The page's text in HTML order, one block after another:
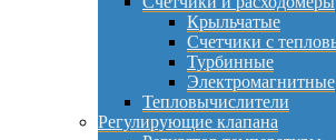
Крыльчатые
Счетчики с
Турбинные
Электромагнитные
Тепловычислители
Регулирующие клапана